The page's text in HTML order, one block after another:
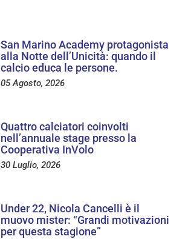
San Marino Academy protagonista
alla Notte dell’Unicità: quando il
calcio educa le persone.
05 Agosto, 2026
Quattro calciatori coinvolti
nell’annuale stage presso la
Cooperativa InVolo
30 Luglio, 2026
Under 22, Nicola Cancelli è il
muovo mister: “Grandi motivazioni
per questa stagione”